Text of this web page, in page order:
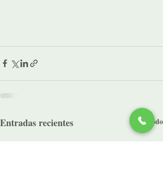
Entradas recientes Ver todo